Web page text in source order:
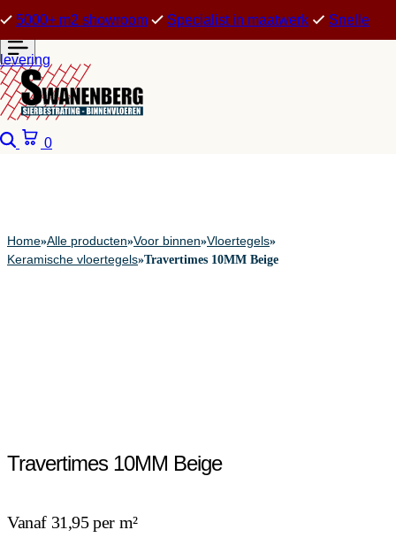
5000+ m2 showroom Specialist in maatwerk Snelle
levering
Zoeken
0
Home»Alle producten»Voor binnen»Vloertegels»
Keramische vloertegels»Travertimes 10MM Beige
Travertimes 10MM Beige
Vanaf 31,95 per m²